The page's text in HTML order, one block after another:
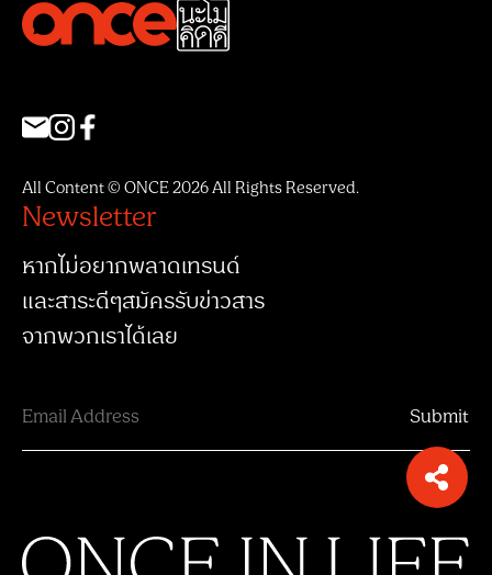
All Content © ONCE 2026 All Rights Reserved.
Newsletter
หากไม่อยากพลาดเทรนด์
และสาระดีๆสมัครรับข่าวสาร
จากพวกเราได้เลย